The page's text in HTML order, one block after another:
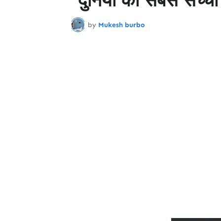
by Mukesh burbo